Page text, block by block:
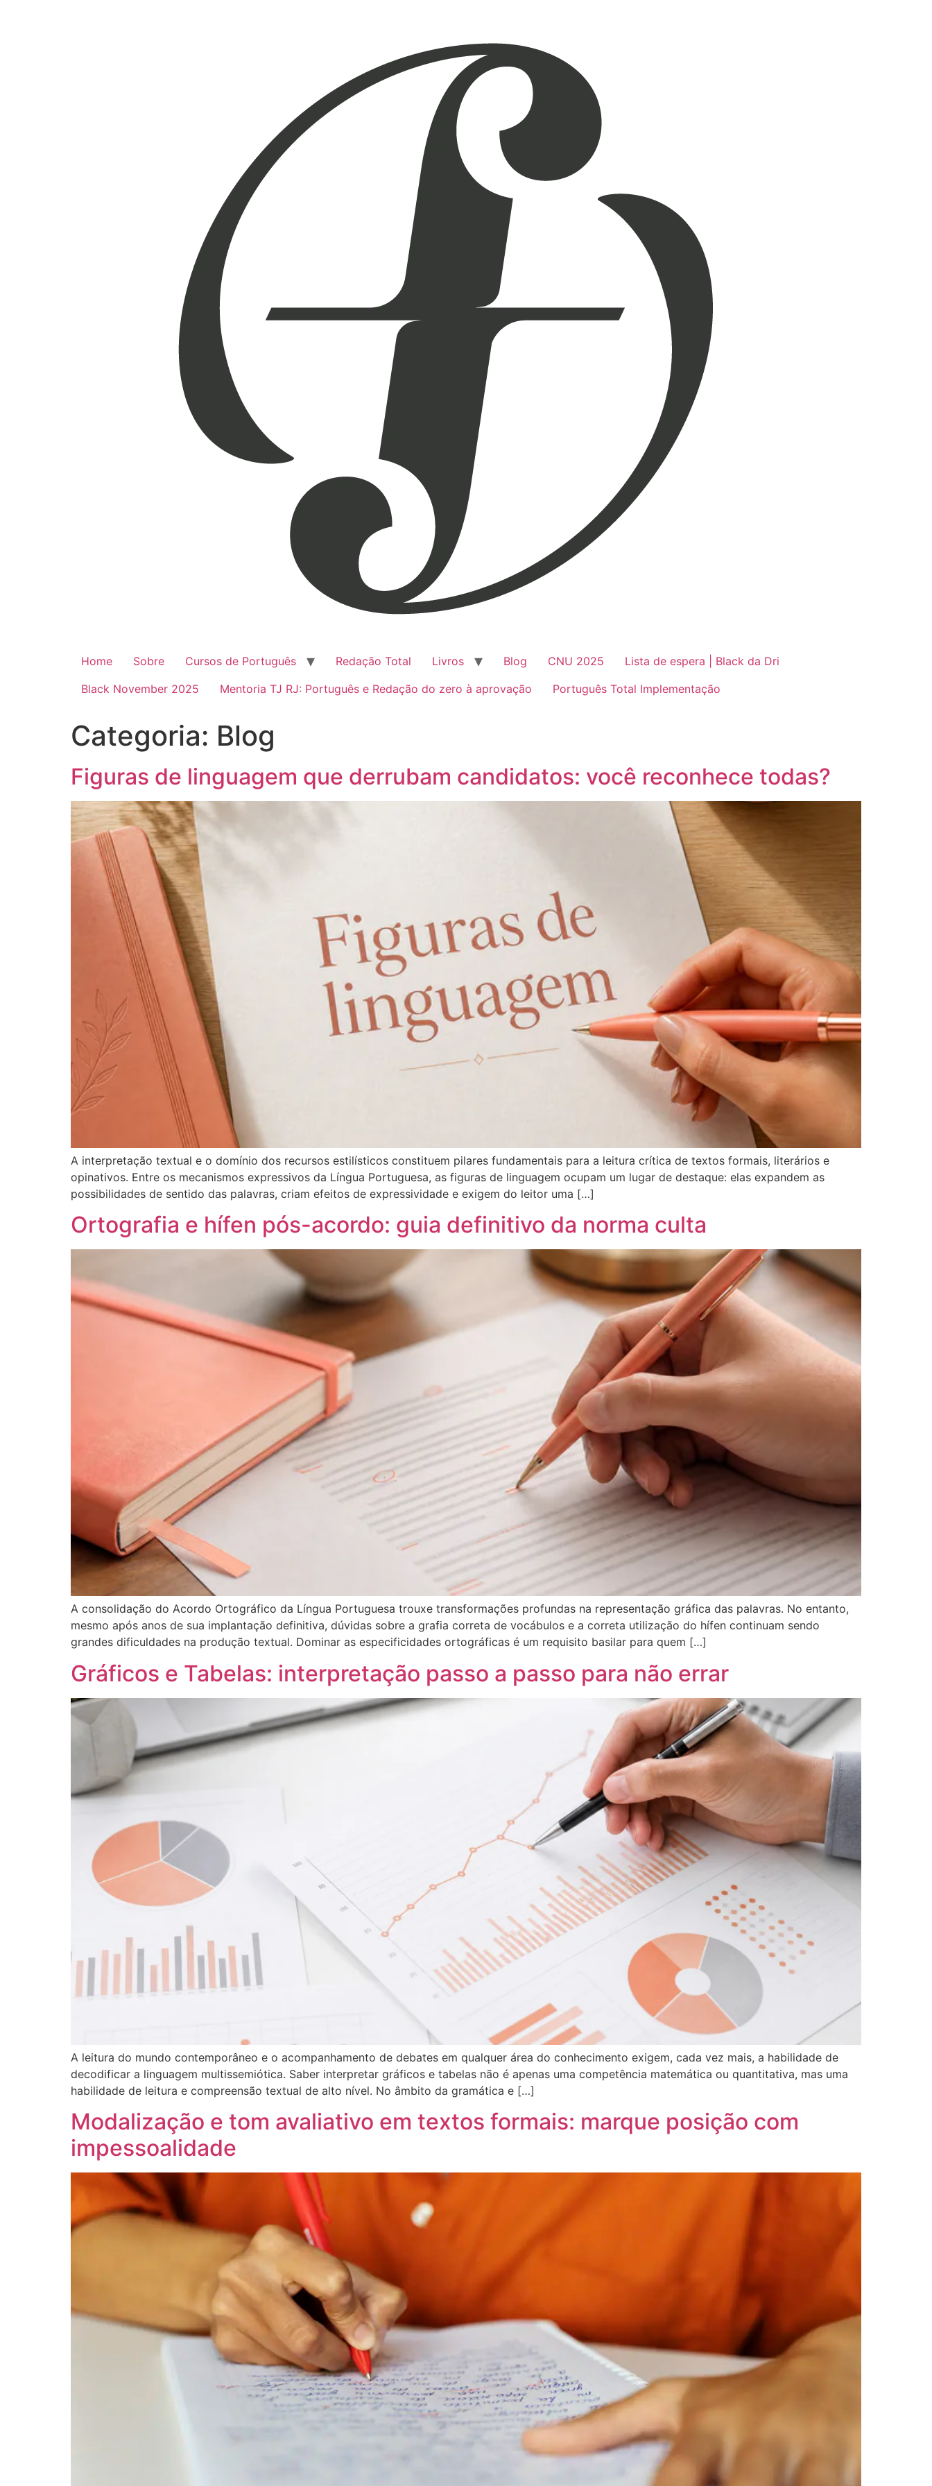
Home Sobre Cursos de Português Redação Total Livros Blog CNU 2025
Lista de espera | Black da Dri
Black November 2025
Mentoria TJ RJ: Português e Redação do zero à aprovação Português Total Implementação
Categoria: Blog
Figuras de linguagem que derrubam candidatos: você reconhece todas?
A interpretação textual e o domínio dos recursos estilísticos constituem pilares fundamentais para a leitura crítica de textos formais, literários e
opinativos. Entre os mecanismos expressivos da Língua Portuguesa, as figuras de linguagem ocupam um lugar de destaque: elas expandem as
possibilidades de sentido das palavras, criam efeitos de expressividade e exigem do leitor uma […]
Ortografia e hífen pós-acordo: guia definitivo da norma culta
A consolidação do Acordo Ortográfico da Língua Portuguesa trouxe transformações profundas na representação gráfica das palavras. No entanto,
mesmo após anos de sua implantação definitiva, dúvidas sobre a grafia correta de vocábulos e a correta utilização do hífen continuam sendo
grandes dificuldades na produção textual. Dominar as especificidades ortográficas é um requisito basilar para quem […]
Gráficos e Tabelas: interpretação passo a passo para não errar
A leitura do mundo contemporâneo e o acompanhamento de debates em qualquer área do conhecimento exigem, cada vez mais, a habilidade de
decodificar a linguagem multissemiótica. Saber interpretar gráficos e tabelas não é apenas uma competência matemática ou quantitativa, mas uma
habilidade de leitura e compreensão textual de alto nível. No âmbito da gramática e […]
Modalização e tom avaliativo em textos formais: marque posição com
impessoalidade